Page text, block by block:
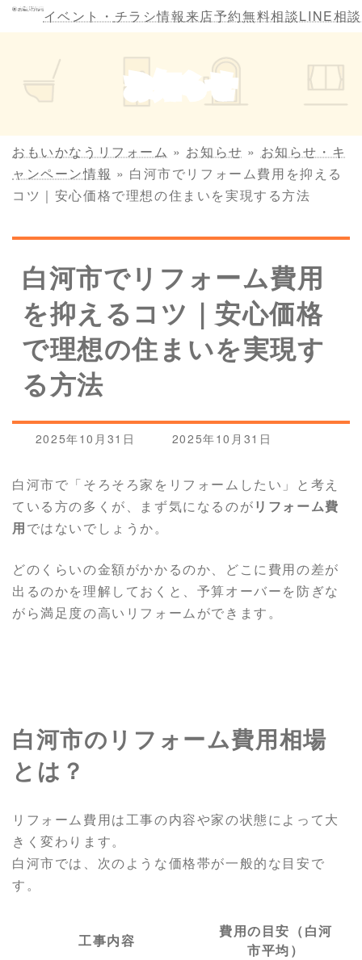
コ
ン
ッ
プ
ナ
ビ
移
動
イベント・ チラシ情報来店予約無料相談LINE相談
お知らせ
おもいかなうリフォーム » お知らせ » お知らせ・キ
ャンペーン情報 » 白河市でリフォーム費用を抑える
コツ｜安心価格で理想の住まいを実現する方法
白河市でリフォーム費用
を抑えるコツ｜安心価格
で理想の住まいを実現す
る方法
2025年10月31日
最
新
日
2025年10月31日
白河市で「そろそろ家をリフォームしたい」と考え
ている方の多くが、まず気になるのがリフォーム費
用ではないでしょうか。
どのくらいの金額がかかるのか、どこに費用の差が
出るのかを理解しておくと、予算オーバーを防ぎな
がら満足度の高いリフォームができます。
白河市のリフォーム費用相場
とは？
リフォーム費用は工事の内容や家の状態によって大
きく変わります。
白河市では、次のような価格帯が一般的な目安で
す。
工事内容
費用の目安（白河
市平均）